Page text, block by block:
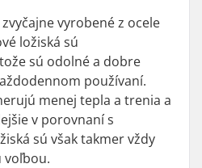
vyrobené z ocele
ložiská sú
sú odolné a dobre
používaní.
menej tepla a trenia a
v porovnaní s
sú však takmer vždy
voľbou.